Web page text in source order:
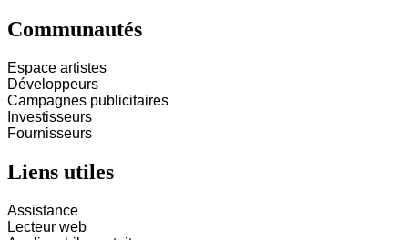
Communautés
Espace artistes
Développeurs
Campagnes publicitaires
Investisseurs
Fournisseurs
Liens utiles
Assistance
Lecteur web